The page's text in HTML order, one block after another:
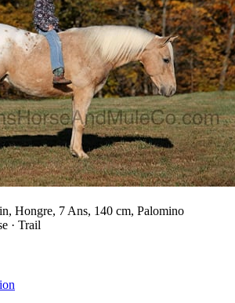
Hongre, 7 Ans, 140 cm, Palomino
· Trail